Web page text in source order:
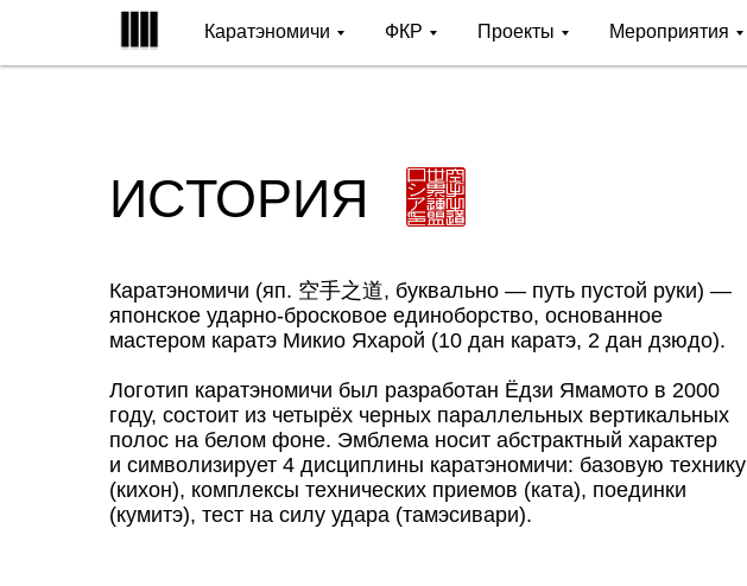
Каратэномичи ФКР Проекты Мероприятия
ИСТОРИЯ
Каратэномичи (яп. 空手之道, буквально — путь пустой руки) —
японское ударно-бросковое единоборство, основанное
мастером каратэ Микио Яхарой (10 дан каратэ, 2 дан дзюдо).
Логотип каратэномичи был разработан Ёдзи Ямамото в 2000
году, состоит из четырёх черных параллельных вертикальных
полос на белом фоне. Эмблема носит абстрактный характер
и символизирует 4 дисциплины каратэномичи: базовую технику
(кихон), комплексы технических приемов (ката), поединки
(кумитэ), тест на силу удара (тамэсивари).